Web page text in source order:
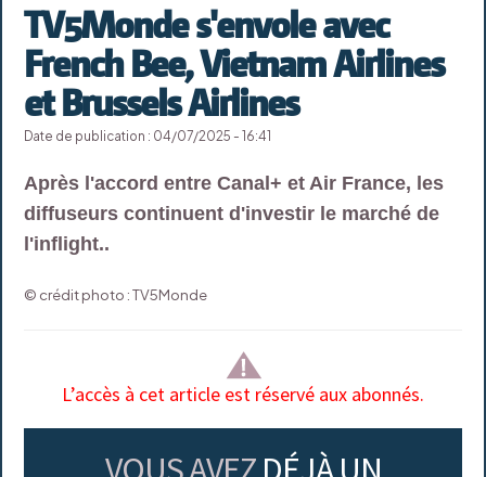
TV5Monde s'envole avec
French Bee, Vietnam Airlines
et Brussels Airlines
Date de publication : 04/07/2025 - 16:41
Après l'accord entre Canal+ et Air France, les
diffuseurs continuent d'investir le marché de
l'inflight..
© crédit photo : TV5Monde
L’accès à cet article est réservé aux abonnés.